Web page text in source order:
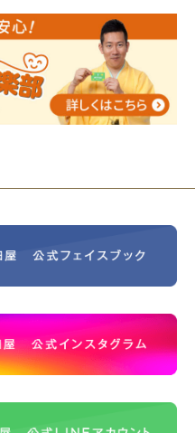
ご報告
室＠小さな家族葬ハウ
トを書いてみよう！
周年記念式典 レンブラ